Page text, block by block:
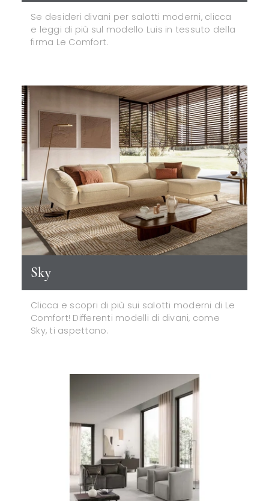
Se desideri divani per salotti moderni, clicca
e leggi di più sul modello Luis in tessuto della
firma Le Comfort.
Sky
Clicca e scopri di più sui salotti moderni di Le
Comfort! Differenti modelli di divani, come
Sky, ti aspettano.